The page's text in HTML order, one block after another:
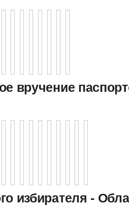
вручение
избирателя -